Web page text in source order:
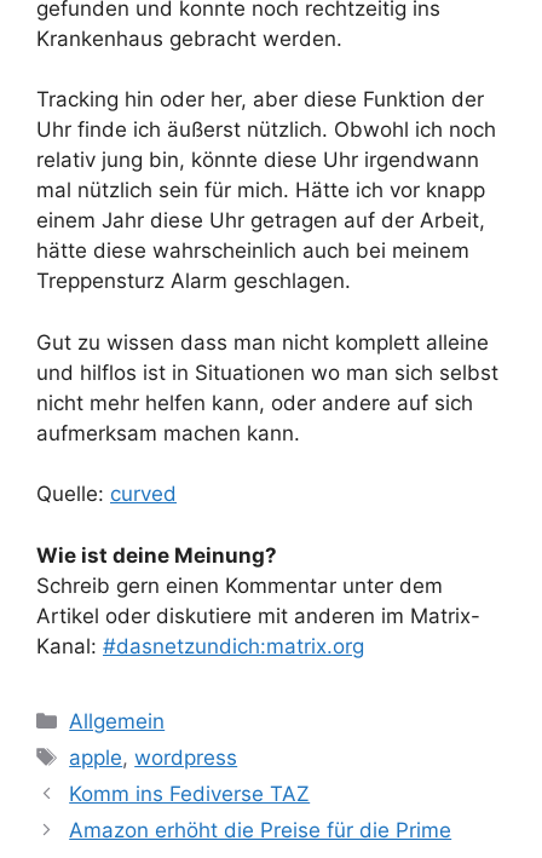
gefunden und konnte noch rechtzeitig ins
Krankenhaus gebracht werden.
Tracking hin oder her, aber diese Funktion der
Uhr finde ich äußerst nützlich. Obwohl ich noch
relativ jung bin, könnte diese Uhr irgendwann
mal nützlich sein für mich. Hätte ich vor knapp
einem Jahr diese Uhr getragen auf der Arbeit,
hätte diese wahrscheinlich auch bei meinem
Treppensturz Alarm geschlagen.
Gut zu wissen dass man nicht komplett alleine
und hilflos ist in Situationen wo man sich selbst
nicht mehr helfen kann, oder andere auf sich
aufmerksam machen kann.
Quelle: curved
Wie ist deine Meinung?
Schreib gern einen Kommentar unter dem
Artikel oder diskutiere mit anderen im Matrix-
Kanal: #dasnetzundich:matrix.org
Kategorien
Allgemein
Schlagwörter
apple,wordpress
Komm ins Fediverse TAZ
Amazon erhöht die Preise für die Prime